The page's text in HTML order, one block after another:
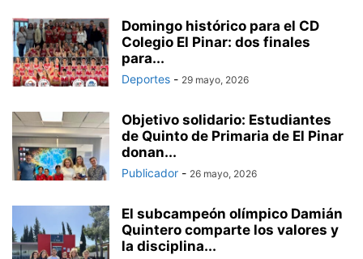
Domingo histórico para el CD
Colegio El Pinar: dos finales
para...
Deportes - 29 mayo, 2026
Objetivo solidario: Estudiantes
de Quinto de Primaria de El Pinar
donan...
Publicador - 26 mayo, 2026
El subcampeón olímpico Damián
Quintero comparte los valores y
la disciplina...